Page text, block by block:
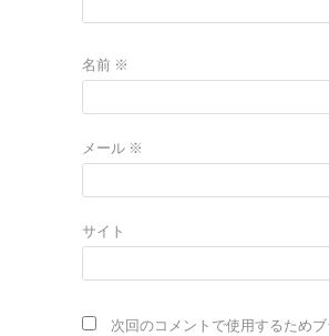
名前 ※
メール ※
サイト
次回のコメントで使用するため